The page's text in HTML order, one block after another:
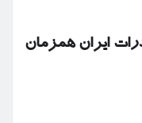
ایران همزمان